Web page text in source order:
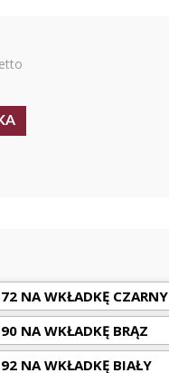
72 NA WKŁADKĘ CZARNY
90 NA WKŁADKĘ BRĄZ
92 NA WKŁADKĘ BIAŁY